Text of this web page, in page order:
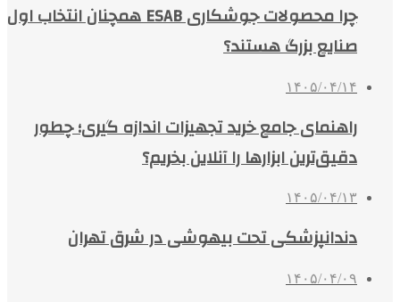
چرا محصولات جوشکاری ESAB همچنان انتخاب اول
صنایع بزرگ هستند؟
۱۴۰۵/۰۴/۱۴
راهنمای جامع خرید تجهیزات اندازه گیری؛ چطور
دقیق‌ترین ابزارها را آنلاین بخریم؟
۱۴۰۵/۰۴/۱۳
دندانپزشکی تحت بیهوشی در شرق تهران
۱۴۰۵/۰۴/۰۹